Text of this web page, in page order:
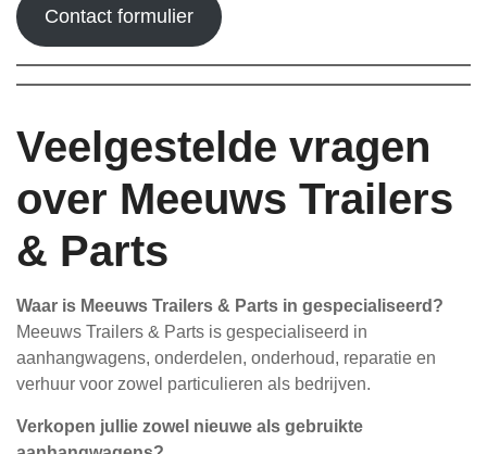
Contact formulier
Veelgestelde vragen
over Meeuws Trailers
& Parts
Waar is Meeuws Trailers & Parts in gespecialiseerd?
Meeuws Trailers & Parts is gespecialiseerd in
aanhangwagens, onderdelen, onderhoud, reparatie en
verhuur voor zowel particulieren als bedrijven.
Verkopen jullie zowel nieuwe als gebruikte